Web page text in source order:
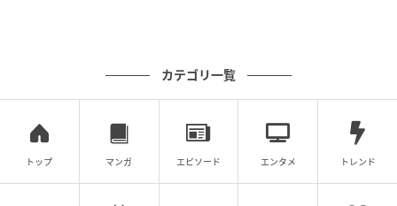
うちの夫は隠れモラハラ
ウーマンエキサイト
全話一覧を見る
クリエイター情報
カテゴリ一覧
トップ マンガ エピソード エンタメ トレンド